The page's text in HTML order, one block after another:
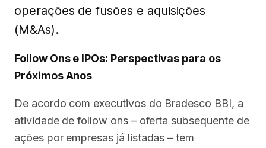
operações de fusões e aquisições
(M&As).
Follow Ons e IPOs: Perspectivas para os
Próximos Anos
De acordo com executivos do Bradesco BBI, a
atividade de follow ons – oferta subsequente de
ações por empresas já listadas – tem